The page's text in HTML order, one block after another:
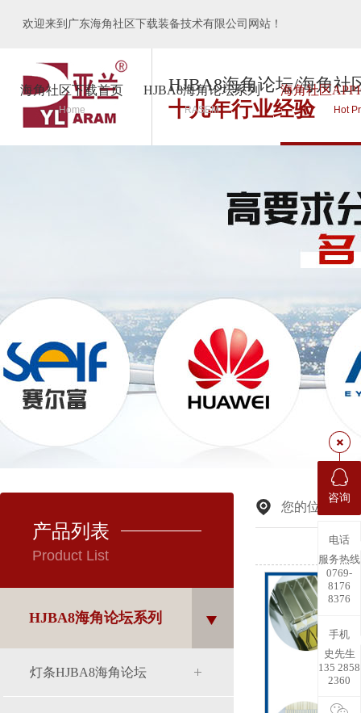
欢迎来到广东海角社区下载装备技术有限公司网站！
HJBA8海角论坛/海角社
十几年行业经验
海角社区下载首页
Home
HJBA8海角论坛系列
RASEM
海角社区
Hot
产品列表
Product List
HJBA8海角论坛系列
灯条HJBA8海角论坛
您的位置: 首
咨询
电话
服务热线
0769-
8176
8376
手机
史先生
135 2858
2360